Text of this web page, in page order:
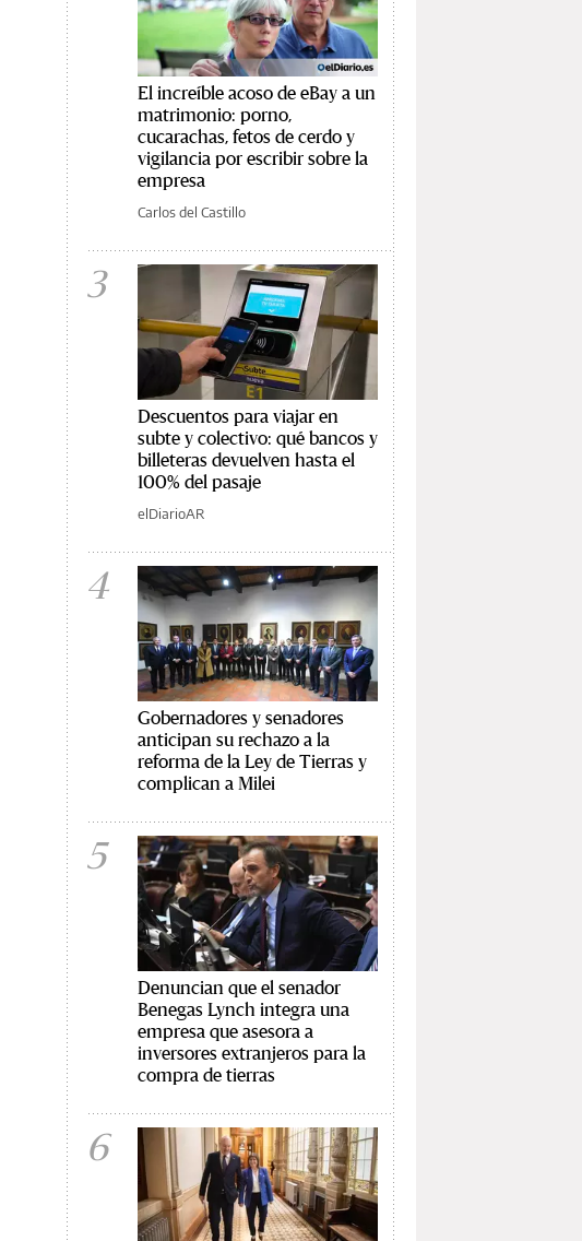
El increíble acoso de eBay a un
matrimonio: porno,
cucarachas, fetos de cerdo y
vigilancia por escribir sobre la
empresa
Carlos del Castillo
3
Descuentos para viajar en
subte y colectivo: qué bancos y
billeteras devuelven hasta el
100% del pasaje
elDiarioAR
4
Gobernadores y senadores
anticipan su rechazo a la
reforma de la Ley de Tierras y
complican a Milei
5
Denuncian que el senador
Benegas Lynch integra una
empresa que asesora a
inversores extranjeros para la
compra de tierras
6